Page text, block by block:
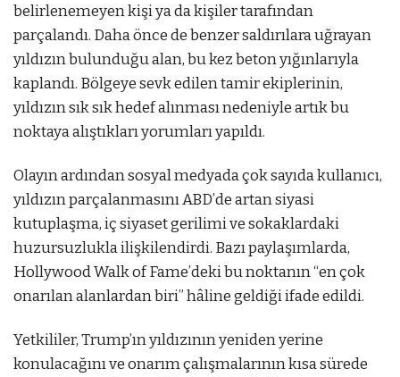
belirlenemeyen kişi ya da kişiler tarafından
parçalandı. Daha önce de benzer saldırılara uğrayan
yıldızın bulunduğu alan, bu kez beton yığınlarıyla
kaplandı. Bölgeye sevk edilen tamir ekiplerinin,
yıldızın sık sık hedef alınması nedeniyle artık bu
noktaya alıştıkları yorumları yapıldı.
Olayın ardından sosyal medyada çok sayıda kullanıcı,
yıldızın parçalanmasını ABD’de artan siyasi
kutuplaşma, iç siyaset gerilimi ve sokaklardaki
huzursuzlukla ilişkilendirdi. Bazı paylaşımlarda,
Hollywood Walk of Fame’deki bu noktanın “en çok
onarılan alanlardan biri” hâline geldiği ifade edildi.
Yetkililer, Trump’ın yıldızının yeniden yerine
konulacağını ve onarım çalışmalarının kısa sürede